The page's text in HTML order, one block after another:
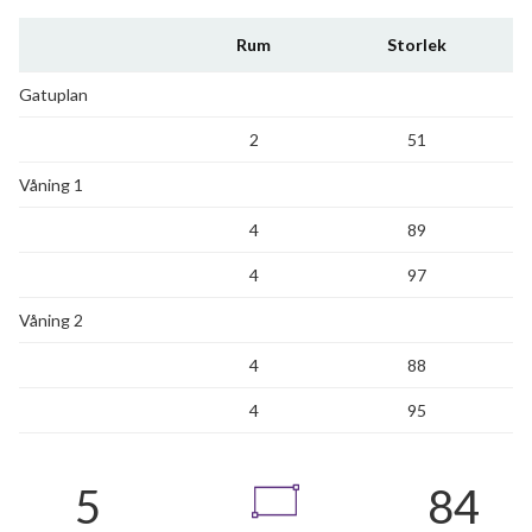
Rum Storlek
Gatuplan
2 51
Våning 1
4 89
4 97
Våning 2
4 88
4 95